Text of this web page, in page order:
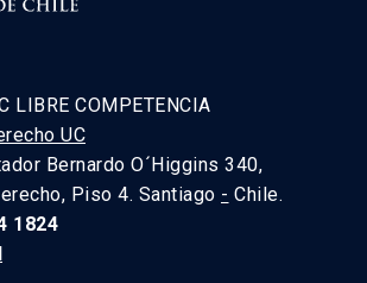
LIBRE COMPETENCIA
UC
Bernardo O´Higgins 340,
Piso 4. Santiago - Chile.
1824